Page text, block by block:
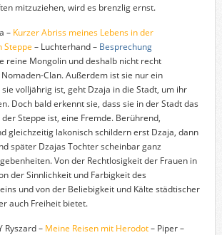
mitzuziehen, wird es brenzlig ernst.
– Kurzer Abriss meines Lebens in der
Steppe – Luchterhand – Besprechung
reine Mongolin und deshalb nicht recht
Clan. Außerdem ist sie nur ein
sie volljährig ist, geht Dzaja in die Stadt, um ihr
Doch bald erkennt sie, dass sie in der Stadt das
Steppe ist, eine Fremde. Berührend,
gleichzeitig lakonisch schildern erst Dzaja, dann
später Dzajas Tochter scheinbar ganz
Von der Rechtlosigkeit der Frauen in
der Sinnlichkeit und Farbigkeit des
und von der Beliebigkeit und Kälte städtischer
auch Freiheit bietet.
Ryszard – Meine Reisen mit Herodot– Piper –